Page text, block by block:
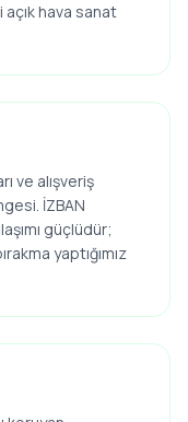
açık hava sanat
ve alışveriş
İZBAN
güçlüdür;
yaptığımız